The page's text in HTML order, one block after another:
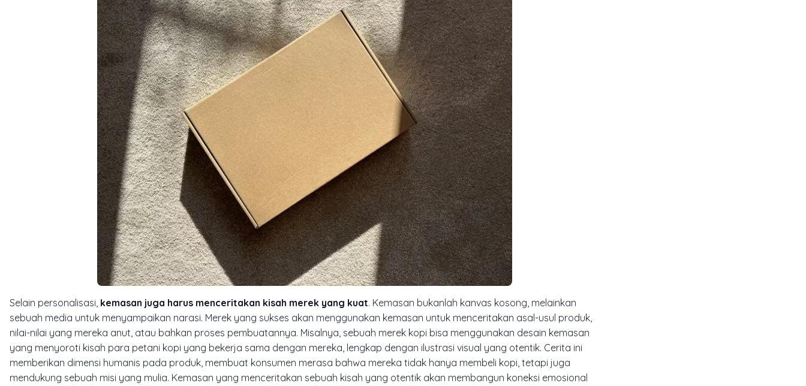
Selain personalisasi, kemasan juga harus menceritakan kisah merek yang kuat. Kemasan bukanlah kanvas kosong, melainkan
sebuah media untuk menyampaikan narasi. Merek yang sukses akan menggunakan kemasan untuk menceritakan asal-usul produk,
nilai-nilai yang mereka anut, atau bahkan proses pembuatannya. Misalnya, sebuah merek kopi bisa menggunakan desain kemasan
yang menyoroti kisah para petani kopi yang bekerja sama dengan mereka, lengkap dengan ilustrasi visual yang otentik. Cerita ini
memberikan dimensi humanis pada produk, membuat konsumen merasa bahwa mereka tidak hanya membeli kopi, tetapi juga
mendukung sebuah misi yang mulia. Kemasan yang menceritakan sebuah kisah yang otentik akan membangun koneksi emosional